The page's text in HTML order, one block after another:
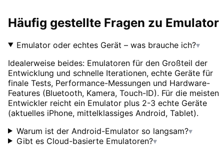
Häufig gestellte Fragen zu Emulator
Emulator oder echtes Gerät – was brauche ich?▾
Idealerweise beides: Emulatoren für den Großteil der
Entwicklung und schnelle Iterationen, echte Geräte für
finale Tests, Performance-Messungen und Hardware-
Features (Bluetooth, Kamera, Touch-ID). Für die meisten
Entwickler reicht ein Emulator plus 2-3 echte Geräte
(aktuelles iPhone, mittelklassiges Android, Tablet).
Warum ist der Android-Emulator so langsam?▾
Gibt es Cloud-basierte Emulatoren?▾